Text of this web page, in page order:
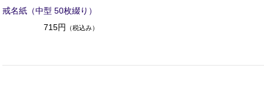
戒名紙（中型 50枚綴り）
715円
（税込み）